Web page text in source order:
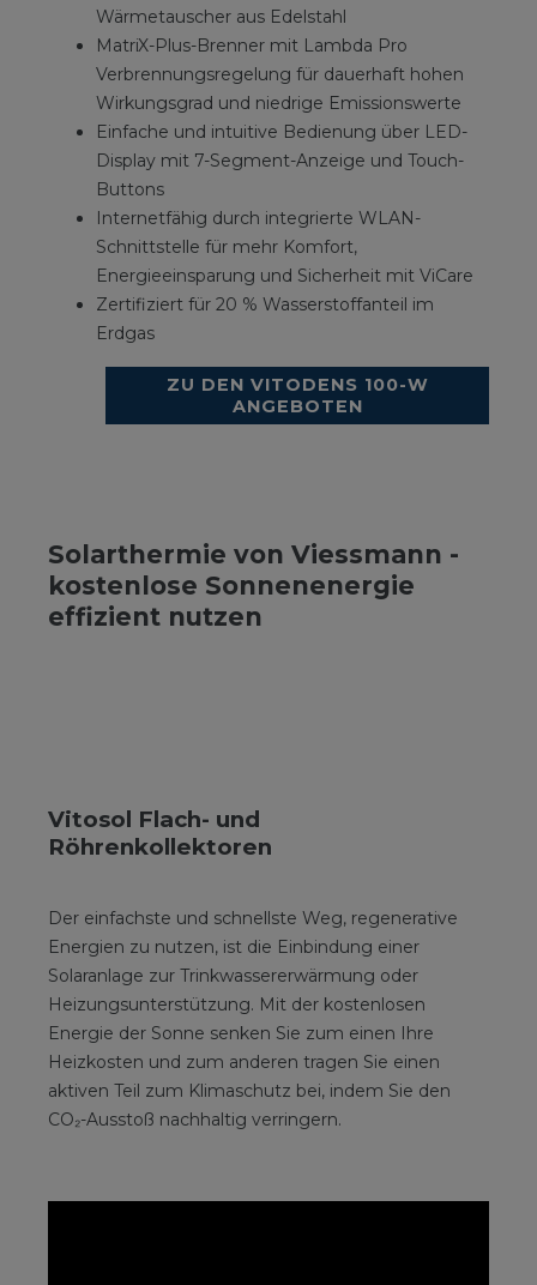
Wärmetauscher aus Edelstahl
MatriX-Plus-Brenner mit Lambda Pro
Verbrennungsregelung für dauerhaft hohen
Wirkungsgrad und niedrige Emissionswerte
Einfache und intuitive Bedienung über LED-
Display mit 7-Segment-Anzeige und Touch-
Buttons
Internetfähig durch integrierte WLAN-
Schnittstelle für mehr Komfort,
Energieeinsparung und Sicherheit mit ViCare
Zertifiziert für 20 % Wasserstoffanteil im
Erdgas
ZU DEN VITODENS 100-W
ANGEBOTEN
Solarthermie von Viessmann -
kostenlose Sonnenenergie
effizient nutzen
Vitosol Flach- und
Röhrenkollektoren
Der einfachste und schnellste Weg, regenerative
Energien zu nutzen, ist die Einbindung einer
Solaranlage zur Trinkwassererwärmung oder
Heizungsunterstützung. Mit der kostenlosen
Energie der Sonne senken Sie zum einen Ihre
Heizkosten und zum anderen tragen Sie einen
aktiven Teil zum Klimaschutz bei, indem Sie den
CO₂-Ausstoß nachhaltig verringern.